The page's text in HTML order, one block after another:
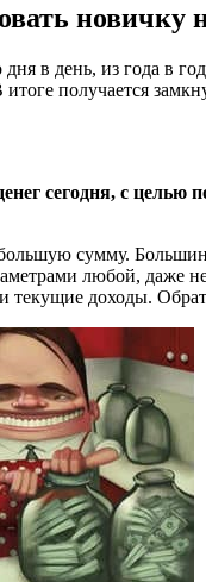
дня в день, из года в
получается
сегодня, с целью
сумму.
любой, даже
текущие доходы.